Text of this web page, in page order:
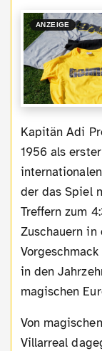
ANZEIGE
Kapitän Adi Preißler betrat an jenem 1. August
1956 als
der das Spiel
Treffern zum
Zuschauern in
in den
magischen
Von magischen Europapokal-Abenden darf in
Villarreal